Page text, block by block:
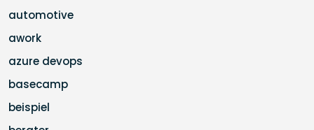
automotive
awork
azure devops
basecamp
beispiel